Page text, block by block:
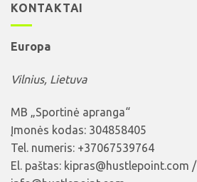
KONTAKTAI
Europa
Vilnius, Lietuva
MB „Sportinė apranga“
Įmonės kodas: 304858405
Tel. numeris: +37067539764
El. paštas: kipras@hustlepoint.com /